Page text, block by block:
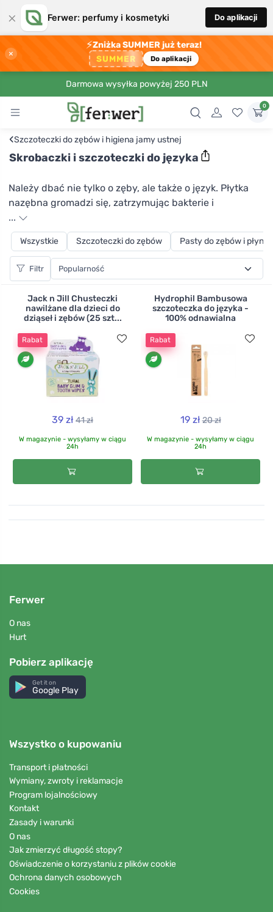
× Ferwer: perfumy i kosmetyki Do aplikacji
×
⚡Zniżka SUMMER już teraz!
SUMMER Do aplikacji
Darmowa wysyłka powyżej 250 PLN
0
‹Szczoteczki do zębów i higiena jamy ustnej
Skrobaczki i szczoteczki do języka
Należy dbać nie tylko o zęby, ale także o język. Płytka
nazębna gromadzi się, zatrzymując bakterie i
drobnoustroje, które mogą powodować powstawanie
ubytków i nieświeży oddech. Aby ułatwić codzienną
pielęgnację języka, założyciele firmy Hydrophil stworzyli
bambusową szczoteczkę do języka, która jest wykonana
w 100% z odnawialnego bambusa przy minimalnym
...
Wszystkie Szczoteczki do zębów Pasty do zębów i płyny
Filtr
Jack n Jill Chusteczki
nawilżane dla dzieci do
dziąseł i zębów (25 szt...
Rabat
39 zł 41 zł
W magazynie - wysyłamy w ciągu
24h
Hydrophil Bambusowa
szczoteczka do języka -
100% odnawialna
Rabat
19 zł 20 zł
W magazynie - wysyłamy w ciągu
24h
Ferwer
O nas
Hurt
Pobierz aplikację
Get it on
Google Play
Wszystko o kupowaniu
Transport i płatności
Wymiany, zwroty i reklamacje
Program lojalnościowy
Kontakt
Zasady i warunki
O nas
Jak zmierzyć długość stopy?
Oświadczenie o korzystaniu z plików cookie
Ochrona danych osobowych
Cookies